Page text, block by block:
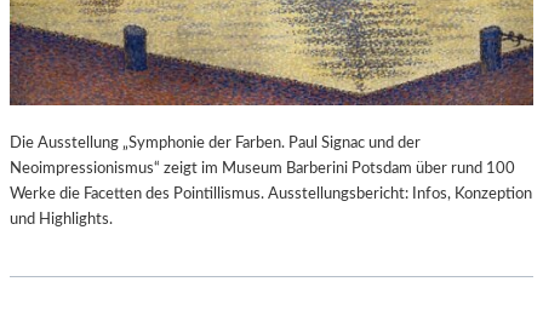
Die Ausstellung „Symphonie der Farben. Paul Signac und der
Neoimpressionismus“ zeigt im Museum Barberini Potsdam über rund 100
Werke die Facetten des Pointillismus. Ausstellungsbericht: Infos, Konzeption
und Highlights.